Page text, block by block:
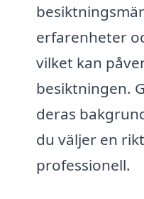
erfarenheter
vilket kan
besiktningen.
deras
du väljer en
professionell.